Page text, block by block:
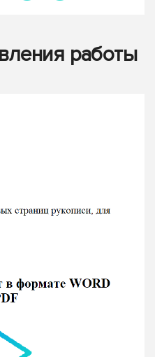
работы